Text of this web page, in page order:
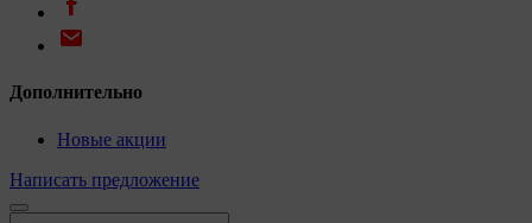
Дополнительно
Новые акции
Написать предложение